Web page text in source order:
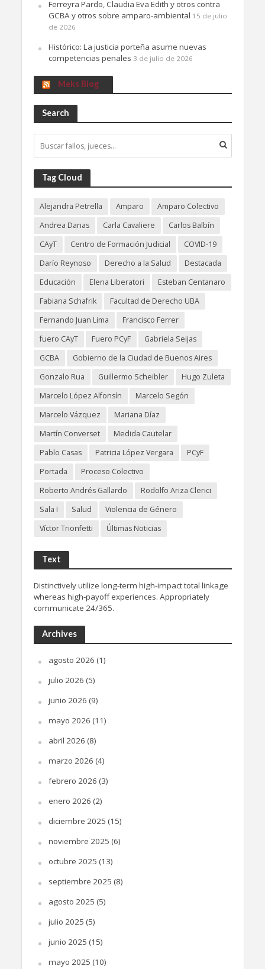
Ferreyra Pardo, Claudia Eva Edith y otros contra
GCBA y otros sobre amparo-ambiental 15 de julio
de 2026
Histórico: La justicia porteña asume nuevas
competencias penales 3 de julio de 2026
Meks Blog
Search
Tag Cloud
Alejandra Petrella Amparo
Amparo Colectivo
Andrea Danas
Carla Cavaliere
Carlos Balbín
CAyT
Centro de Formación Judicial
COVID-19
Darío Reynoso
Derecho a la Salud
Destacada
Educación
Elena Liberatori
Esteban Centanaro
Fabiana Schafrik
Facultad de Derecho UBA
Fernando Juan Lima
Francisco Ferrer
fuero CAyT
Fuero PCyF
Gabriela Seijas
GCBA
Gobierno de la Ciudad de Buenos Aires
Gonzalo Rua
Guillermo Scheibler
Hugo Zuleta
Marcelo López Alfonsín
Marcelo Segón
Marcelo Vázquez
Mariana Díaz
Martín Converset
Medida Cautelar
Pablo Casas
Patricia López Vergara
PCyF
Portada
Proceso Colectivo
Roberto Andrés Gallardo
Rodolfo Ariza Clerici
Sala I
Salud
Violencia de Género
Víctor Trionfetti
Últimas Noticias
Text
Distinctively utilize long-term high-impact total linkage
whereas high-payoff experiences. Appropriately
communicate 24/365.
Archives
agosto 2026 (1)
julio 2026 (5)
junio 2026 (9)
mayo 2026 (11)
abril 2026 (8)
marzo 2026 (4)
febrero 2026 (3)
enero 2026 (2)
diciembre 2025 (15)
noviembre 2025 (6)
octubre 2025 (13)
septiembre 2025 (8)
agosto 2025 (5)
julio 2025 (5)
junio 2025 (15)
mayo 2025 (10)